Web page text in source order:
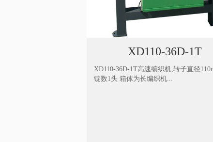
高速编织机,转子直径110mm，36
XD90-
XD90-33D-2T高速编织机,转
数2头 箱体为长编织机...